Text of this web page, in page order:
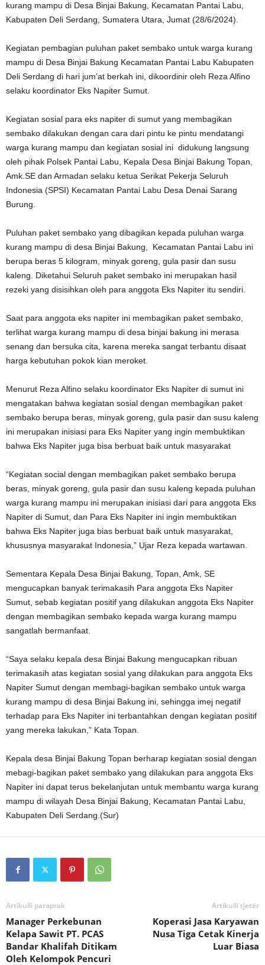
kurang mampu di Desa Binjai Bakung, Kecamatan Pantai Labu,
Kabupaten Deli Serdang, Sumatera Utara, Jumat (28/6/2024).
Kegiatan pembagian puluhan paket sembako untuk warga kurang
mampu di Desa Binjai Bakung Kecamatan Pantai Labu Kabupaten
Deli Serdang di hari jum’at berkah ini, dikoordinir oleh Reza Alfino
selaku koordinator Eks Napiter Sumut.
Kegiatan sosial para eks napiter di sumut yang membagikan
sembako dilakukan dengan cara dari pintu ke pintu mendatangi
warga kurang mampu dan kegiatan sosial ini didukung langsung
oleh pihak Polsek Pantai Labu, Kepala Desa Binjai Bakung Topan,
Amk.SE dan Armadan selaku ketua Serikat Pekerja Seluruh
Indonesia (SPSI) Kecamatan Pantai Labu Desa Denai Sarang
Burung.
Puluhan paket sembako yang dibagikan kepada puluhan warga
kurang mampu di desa Binjai Bakung, Kecamatan Pantai Labu ini
berupa beras 5 kilogram, minyak goreng, gula pasir dan susu
kaleng. Diketahui Seluruh paket sembako ini merupakan hasil
rezeki yang disisihkan oleh para anggota Eks Napiter itu sendiri.
Saat para anggota eks napiter ini membagikan paket sembako,
terlihat warga kurang mampu di desa binjai bakung ini merasa
senang dan bersuka cita, karena mereka sangat terbantu disaat
harga kebutuhan pokok kian meroket.
Menurut Reza Alfino selaku koordinator Eks Napiter di sumut ini
mengatakan bahwa kegiatan sosial dengan membagikan paket
sembako berupa beras, minyak goreng, gula pasir dan susu kaleng
ini merupakan inisiasi para Eks Napiter yang ingin membuktikan
bahwa Eks Napiter juga bisa berbuat baik untuk masyarakat
“Kegiatan social dengan membagikan paket sembako berupa
beras, minyak goreng, gula pasir dan susu kaleng kepada puluhan
warga kurang mampu ini merupakan inisiasi dari para anggota Eks
Napiter di Sumut, dan Para Eks Napiter ini ingin membuktikan
bahwa Eks Napiter juga bias berbuat baik untuk masyarakat,
khususnya masyarakat Indonesia,” Ujar Reza kepada wartawan.
Sementara Kepala Desa Binjai Bakung, Topan, Amk, SE
mengucapkan banyak terimakasih Para anggota Eks Napiter
Sumut, sebab kegiatan positif yang dilakukan anggota Eks Napiter
dengan membagikan sembako kepada warga kurang mampu
sangatlah bermanfaat.
“Saya selaku kepala desa Binjai Bakung mengucapkan ribuan
terimakasih atas kegiatan sosial yang dilakukan para anggota Eks
Napiter Sumut dengan membagi-bagikan sembako untuk warga
kurang mampu di desa Binjai Bakung ini, sehingga imej negatif
terhadap para Eks Napiter ini terbantahkan dengan kegiatan positif
yang mereka lakukan,” Kata Topan.
Kepala desa Binjai Bakung Topan berharap kegiatan sosial dengan
mebagi-bagikan paket sembako yang dilakukan para anggota Eks
Napiter ini dapat terus bekelanjutan untuk membantu warga kurang
mampu di wilayah Desa Binjai Bakung, Kecamatan Pantai Labu,
Kabupaten Deli Serdang.(Sur)
Artikulli paraprak
Manager Perkebunan
Kelapa Sawit PT. PCAS
Bandar Khalifah Ditikam
Oleh Kelompok Pencuri
Artikulli tjetër
Koperasi Jasa Karyawan
Nusa Tiga Cetak Kinerja
Luar Biasa